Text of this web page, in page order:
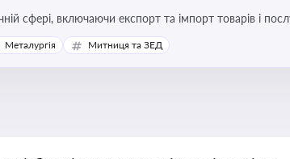
сфері, включаючи експорт та імпорт товарів і
Металургія Митниця та ЗЕД